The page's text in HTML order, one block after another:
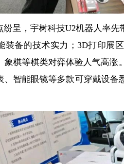
纷呈，宇树科技U2机器人率
装备的技术实力；3D打印展
象棋等棋类对弈体验人气高
、智能眼镜等多款可穿戴设